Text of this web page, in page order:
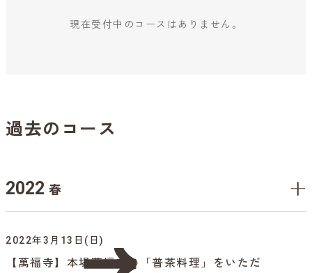
現在受付中のコースはありません。
過去のコース
2022 春
2022年3月13日(日)
【萬福寺】本場萬福寺の「普茶料理」をいただ